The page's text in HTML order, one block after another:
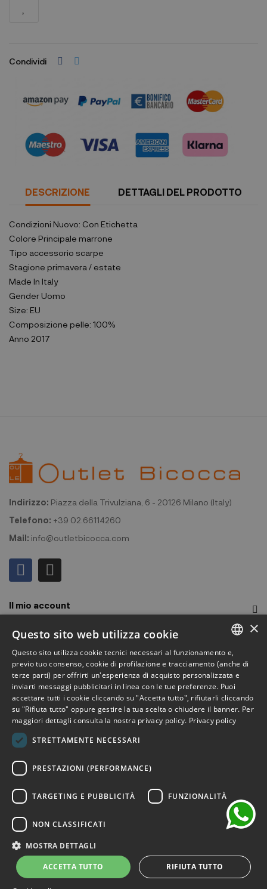
Condividi
DESCRIZIONE DETTAGLI DEL PRODOTTO
Condizioni Nuovo: Con Etichetta
Colore Principale marrone
Tipo accessorio scarpe
Stagione primavera / estate
Made In Italy
Gender Uomo
Size: EU
Composizione pelle: 100%
Anno 2017
Indirizzo: Piazza della Trivulziana, 6 - 20126 Milano (Italy)
Telefono: +39 02.66114260
Mail: info@outletbicocca.com
Il mio account
Outlet Bicocca
Iscriviti alla Newsletter
Iscriviti per ricevere accesso anticipato a saldi, ultimi arrivi,
promozioni e molto altro.
©2026 Outlet Bicocca - P.IVA 06736400968 - Piazza della
Trivulziana, 6 - 20126 Milano - Italia
Powered byKForge
ITALIAN
ENGLISH
FRENCH
GERMAN
×
Questo sito web utilizza cookie
Questo sito utilizza cookie tecnici necessari al funzionamento e,
previo tuo consenso, cookie di profilazione e tracciamento (anche di
terze parti) per offrirti un'esperienza di acquisto personalizzata e
inviarti messaggi pubblicitari in linea con le tue preferenze. Puoi
accettare tutti i cookie cliccando su "Accetta tutto", rifiutarli cliccando
su "Rifiuta tutto" oppure gestire la tua scelta o chiudere il banner. Per
maggiori dettagli consulta la nostra privacy policy. Privacy policy
STRETTAMENTE NECESSARI
PRESTAZIONI (PERFORMANCE)
TARGETING E PUBBLICITÀ FUNZIONALITÀ
NON CLASSIFICATI
MOSTRA DETTAGLI
ACCETTA TUTTO RIFIUTA TUTTO